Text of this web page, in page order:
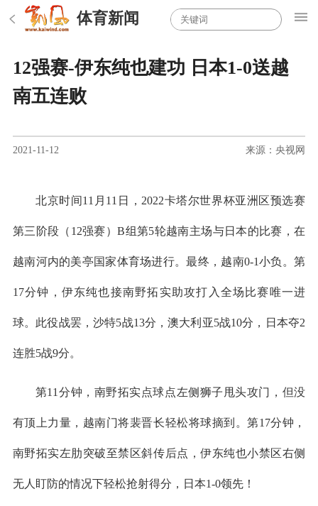
体育新闻
12强赛-伊东纯也建功 日本1-0送越
南五连败
2021-11-12 来源：央视网
北京时间11月11日，2022卡塔尔世界杯亚洲区预选赛
第三阶段（12强赛）B组第5轮越南主场与日本的比赛，在
越南河内的美亭国家体育场进行。最终，越南0-1小负。第
17分钟，伊东纯也接南野拓实助攻打入全场比赛唯一进
球。此役战罢，沙特5战13分，澳大利亚5战10分，日本夺2
连胜5战9分。
第11分钟，南野拓实点球点左侧狮子甩头攻门，但没
有顶上力量，越南门将裴晋长轻松将球摘到。第17分钟，
南野拓实左肋突破至禁区斜传后点，伊东纯也小禁区右侧
无人盯防的情况下轻松抢射得分，日本1-0领先！